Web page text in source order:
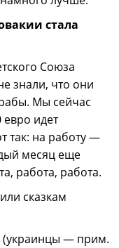
стала
Союза
знали, что они
Мы сейчас
евро идет
так: на работу —
месяц еще
работа, работа.
сказкам
(украинцы — прим.